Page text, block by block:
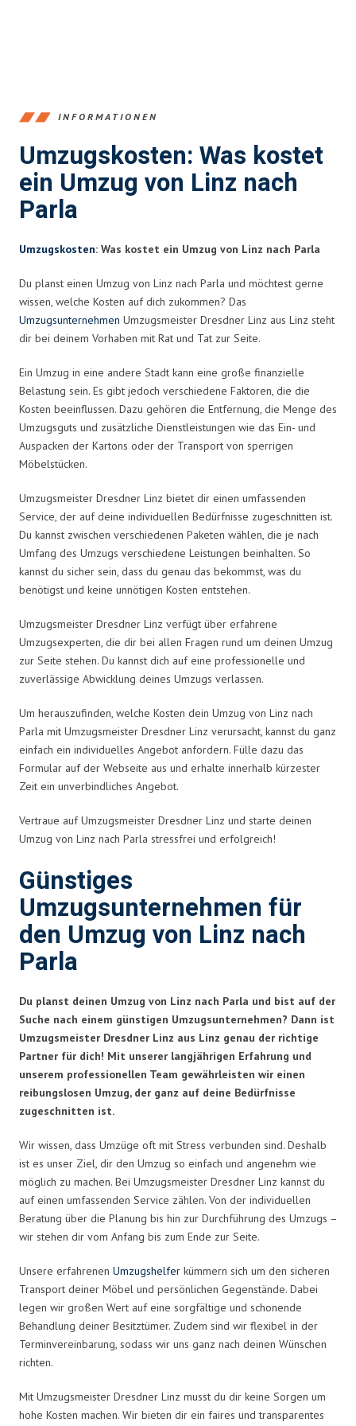
INFORMATIONEN
Umzugskosten: Was kostet
ein Umzug von Linz nach
Parla
Umzugskosten: Was kostet ein Umzug von Linz nach Parla
Du planst einen Umzug von Linz nach Parla und möchtest gerne
wissen, welche Kosten auf dich zukommen? Das
Umzugsunternehmen Umzugsmeister Dresdner Linz aus Linz steht
dir bei deinem Vorhaben mit Rat und Tat zur Seite.
Ein Umzug in eine andere Stadt kann eine große finanzielle
Belastung sein. Es gibt jedoch verschiedene Faktoren, die die
Kosten beeinflussen. Dazu gehören die Entfernung, die Menge des
Umzugsguts und zusätzliche Dienstleistungen wie das Ein- und
Auspacken der Kartons oder der Transport von sperrigen
Möbelstücken.
Umzugsmeister Dresdner Linz bietet dir einen umfassenden
Service, der auf deine individuellen Bedürfnisse zugeschnitten ist.
Du kannst zwischen verschiedenen Paketen wählen, die je nach
Umfang des Umzugs verschiedene Leistungen beinhalten. So
kannst du sicher sein, dass du genau das bekommst, was du
benötigst und keine unnötigen Kosten entstehen.
Umzugsmeister Dresdner Linz verfügt über erfahrene
Umzugsexperten, die dir bei allen Fragen rund um deinen Umzug
zur Seite stehen. Du kannst dich auf eine professionelle und
zuverlässige Abwicklung deines Umzugs verlassen.
Um herauszufinden, welche Kosten dein Umzug von Linz nach
Parla mit Umzugsmeister Dresdner Linz verursacht, kannst du ganz
einfach ein individuelles Angebot anfordern. Fülle dazu das
Formular auf der Webseite aus und erhalte innerhalb kürzester
Zeit ein unverbindliches Angebot.
Vertraue auf Umzugsmeister Dresdner Linz und starte deinen
Umzug von Linz nach Parla stressfrei und erfolgreich!
Günstiges
Umzugsunternehmen für
den Umzug von Linz nach
Parla
Du planst deinen Umzug von Linz nach Parla und bist auf der
Suche nach einem günstigen Umzugsunternehmen? Dann ist
Umzugsmeister Dresdner Linz aus Linz genau der richtige
Partner für dich! Mit unserer langjährigen Erfahrung und
unserem professionellen Team gewährleisten wir einen
reibungslosen Umzug, der ganz auf deine Bedürfnisse
zugeschnitten ist.
Wir wissen, dass Umzüge oft mit Stress verbunden sind. Deshalb
ist es unser Ziel, dir den Umzug so einfach und angenehm wie
möglich zu machen. Bei Umzugsmeister Dresdner Linz kannst du
auf einen umfassenden Service zählen. Von der individuellen
Beratung über die Planung bis hin zur Durchführung des Umzugs –
wir stehen dir vom Anfang bis zum Ende zur Seite.
Unsere erfahrenen Umzugshelfer kümmern sich um den sicheren
Transport deiner Möbel und persönlichen Gegenstände. Dabei
legen wir großen Wert auf eine sorgfältige und schonende
Behandlung deiner Besitztümer. Zudem sind wir flexibel in der
Terminvereinbarung, sodass wir uns ganz nach deinen Wünschen
richten.
Mit Umzugsmeister Dresdner Linz musst du dir keine Sorgen um
hohe Kosten machen. Wir bieten dir ein faires und transparentes